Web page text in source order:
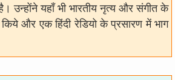
उन्होंने यहाँ भी भारतीय नृत्य और संगीत के
और एक हिंदी रेडियो के प्रसारण में भाग